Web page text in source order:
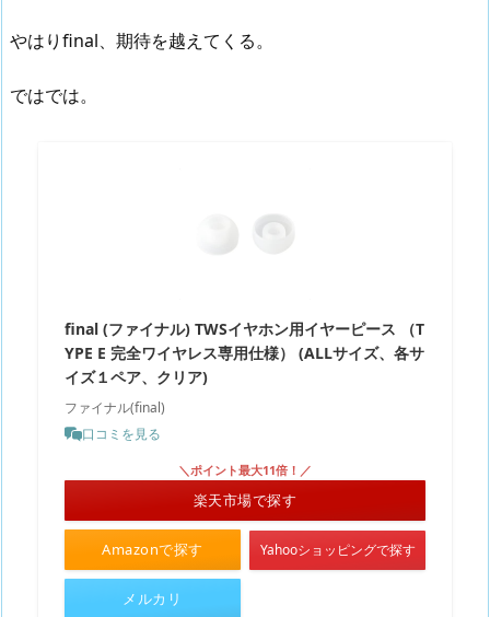
やはりfinal、期待を越えてくる。
ではでは。
final (ファイナル) TWSイヤホン用イヤーピース （T
YPE E 完全ワイヤレス専用仕様） (ALLサイズ、各サ
イズ１ペア、クリア)
ファイナル(final)
口コミを見る
Amazonで探す
＼ポイント最大11倍！／
楽天市場で探す
Yahooショッピングで探す
メルカリ